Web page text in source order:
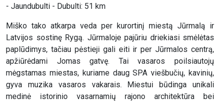
- Jaundubulti - Dubulti: 51 km
Miško tako atkarpa veda per kurortinį miestą Jūrmalą ir
Latvijos sostinę Rygą. Jūrmaloje pajūriu driekiasi smėlėtas
paplūdimys, tačiau pėstieji gali eiti ir per Jūrmalos centrą,
apžiūrėdami Jomas gatvę. Tai vasaros poilsiautojų
mėgstamas miestas, kuriame daug SPA viešbučių, kavinių,
gyva muzika vasaros vakarais. Miestui būdinga unikali
medinė istorinio vasarnamių rajono architektūra bei